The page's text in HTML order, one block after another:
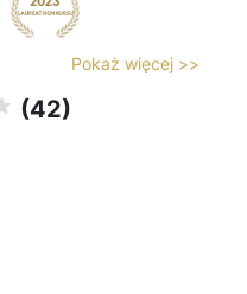
Pokaż więcej >>
(42)